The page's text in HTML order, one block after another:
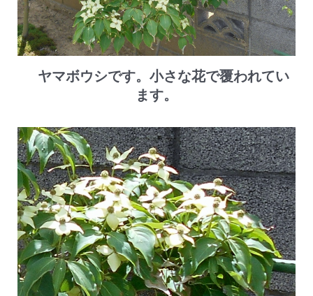
ヤマボウシです。小さな花で覆われてい
ます。